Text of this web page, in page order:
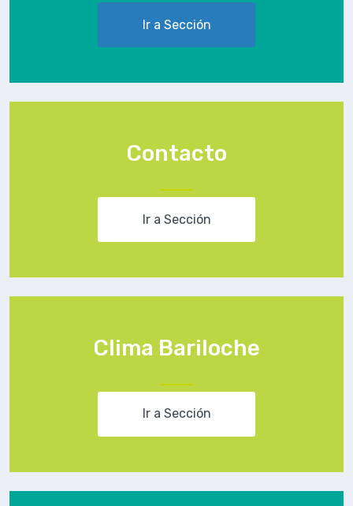
Ir a Sección
Contacto
Ir a Sección
Clima Bariloche
Ir a Sección